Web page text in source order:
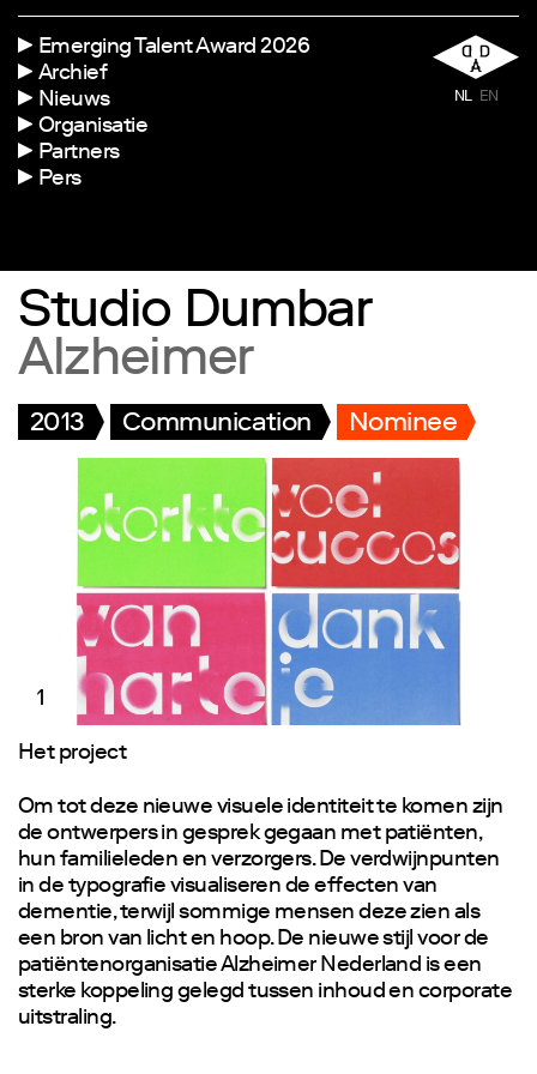
Emerging Talent Award 2026
Archief
Nieuws
Organisatie
Partners
Pers
NL EN
Studio Dumbar
Alzheimer
2013 Communication Nominee
1
Het project
Om tot deze nieuwe visuele identiteit te komen zijn
de ontwerpers in gesprek gegaan met patiënten,
hun familieleden en verzorgers. De verdwijnpunten
in de typografie visualiseren de effecten van
dementie, terwijl sommige mensen deze zien als
een bron van licht en hoop. De nieuwe stijl voor de
patiëntenorganisatie Alzheimer Nederland is een
sterke koppeling gelegd tussen inhoud en corporate
uitstraling.